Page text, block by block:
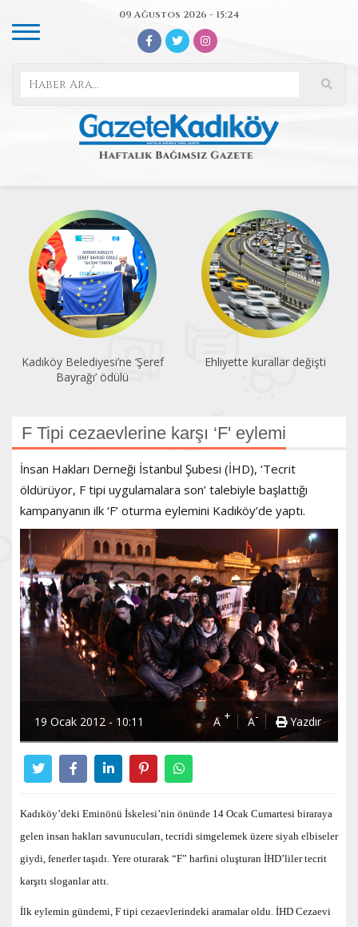
09 Ağustos 2026 - 15:24
Kadıköy Belediyesi’ne ‘Şeref
Bayrağı’ ödülü
Ehliyette kurallar değişti
F Tipi cezaevlerine karşı ‘F' eylemi
İnsan Hakları Derneği İstanbul Şubesi (İHD), ‘Tecrit
öldürüyor, F tipi uygulamalara son’ talebiyle başlattığı
kampanyanın ilk ‘F’ oturma eylemini Kadıköy’de yaptı.
19 Ocak 2012 - 10:11 A + A- Yazdır
Kadıköy’deki Eminönü İskelesi’nin önünde 14 Ocak Cumartesi biraraya
gelen insan hakları savunucuları, tecridi simgelemek üzere siyah elbiseler
giydi, fenerler taşıdı. Yere oturarak “F” harfini oluşturan İHD’liler tecrit
karşıtı sloganlar attı.
İlk eylemin gündemi, F tipi cezaevlerindeki aramalar oldu. İHD Cezaevi